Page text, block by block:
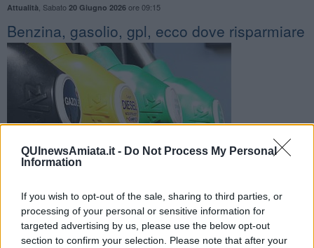
QUInewsAmiata.it - Do Not Process My Personal
Information
If you wish to opt-out of the sale, sharing to third parties, or
processing of your personal or sensitive information for
targeted advertising by us, please use the below opt-out
section to confirm your selection. Please note that after your
Attualità Sabato 20 Giugno 2026ore 09:15
Benzina, gasolio, gpl, ecco dove risparmiare
Ecco l'elenco dei prezzi del carburante in provincia di
Grosseto. Comune per comune gli impianti più economici
dove fare rifornimento.